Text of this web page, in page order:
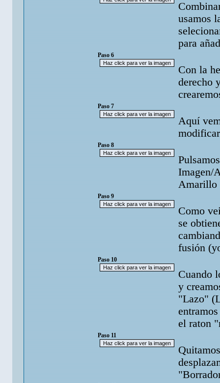
usamos
para
Paso 6
Con la
derecho
Paso 7
Aquí
Paso 8
Imagen/
Amarillo
Paso 9
Como
se
fusión
Paso 10
Cuando
y
"Lazo"
el raton
Paso 11